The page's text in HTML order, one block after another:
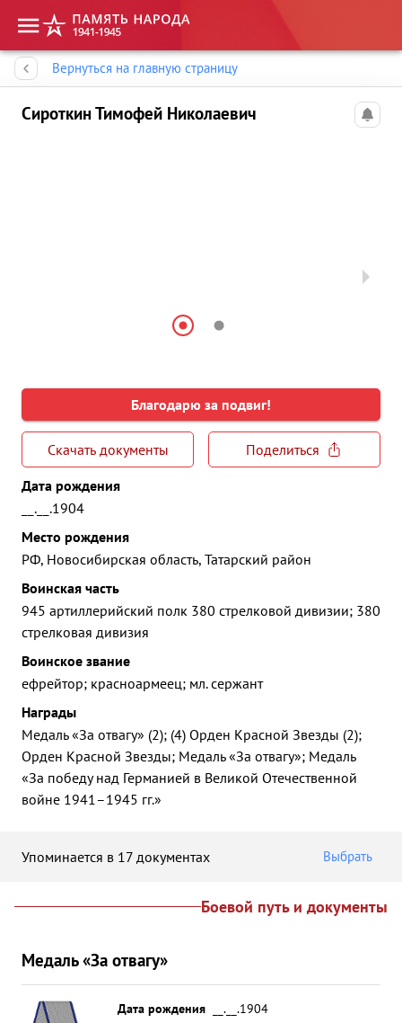
Вернуться на главную страницу
Сироткин Тимофей Николаевич
Благодарю за подвиг!
Скачать документы
Поделиться
Дата рождения
__.__.1904
Место рождения
РФ, Новосибирская область, Татарский район
Воинская часть
945 артиллерийский полк 380 стрелковой дивизии; 380
стрелковая дивизия
Воинское звание
ефрейтор; красноармеец; мл. сержант
Награды
Медаль «За отвагу» (2); (4) Орден Красной Звезды (2);
Орден Красной Звезды; Медаль «За отвагу»; Медаль
«За победу над Германией в Великой Отечественной
войне 1941–1945 гг.»
Упоминается в 17 документах Выбрать
Боевой путь и документы
Медаль «За отвагу»
Дата рождения
__.__.1904
Память народа